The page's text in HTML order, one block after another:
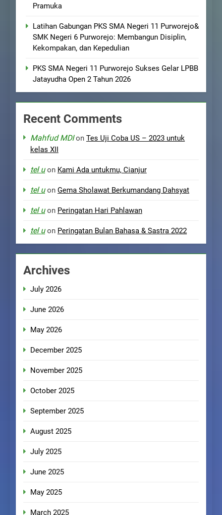
Pramuka
Latihan Gabungan PKS SMA Negeri 11 Purworejo&
SMK Negeri 6 Purworejo: Membangun Disiplin,
Kekompakan, dan Kepedulian
PKS SMA Negeri 11 Purworejo Sukses Gelar LPBB
Jatayudha Open 2 Tahun 2026
Recent Comments
Mahfud MDIon Tes Uji Coba US – 2023 untuk
kelas XII
tel uon Kami Ada untukmu, Cianjur
tel uon Gema Sholawat Berkumandang Dahsyat
tel uon Peringatan Hari Pahlawan
tel uon Peringatan Bulan Bahasa & Sastra 2022
Archives
July 2026
June 2026
May 2026
December 2025
November 2025
October 2025
September 2025
August 2025
July 2025
June 2025
May 2025
March 2025